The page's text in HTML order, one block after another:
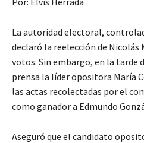
La autoridad electoral,
declaró la reelección de Nicolás
votos. Sin embargo, en la tarde
prensa la líder opositora María
las actas recolectadas por el
como ganador a Edmundo
Aseguró que el candidato